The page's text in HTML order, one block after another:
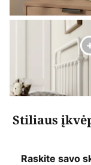
Stiliaus
Raskite savo